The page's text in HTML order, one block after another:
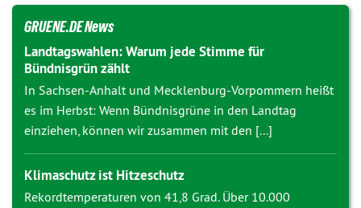
GRUENE.DE News
Landtagswahlen: Warum jede Stimme für
Bündnisgrün zählt
In Sachsen-Anhalt und Mecklenburg-Vorpommern heißt
es im Herbst: Wenn Bündnisgrüne in den Landtag
einziehen, können wir zusammen mit den [...]
Klimaschutz ist Hitzeschutz
Rekordtemperaturen von 41,8 Grad. Über 10.000